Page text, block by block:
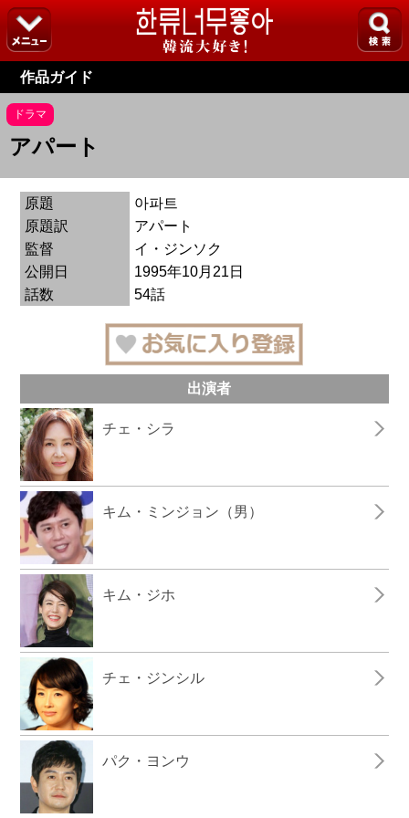
作品ガイド
ドラマ
アパート
原題
아파트
原題訳
アパート
監督
イ・ジンソク
公開日
1995年10月21日
話数
54話
出演者
チェ・シラ
キム・ミンジョン（男）
キム・ジホ
チェ・ジンシル
パク・ヨンウ